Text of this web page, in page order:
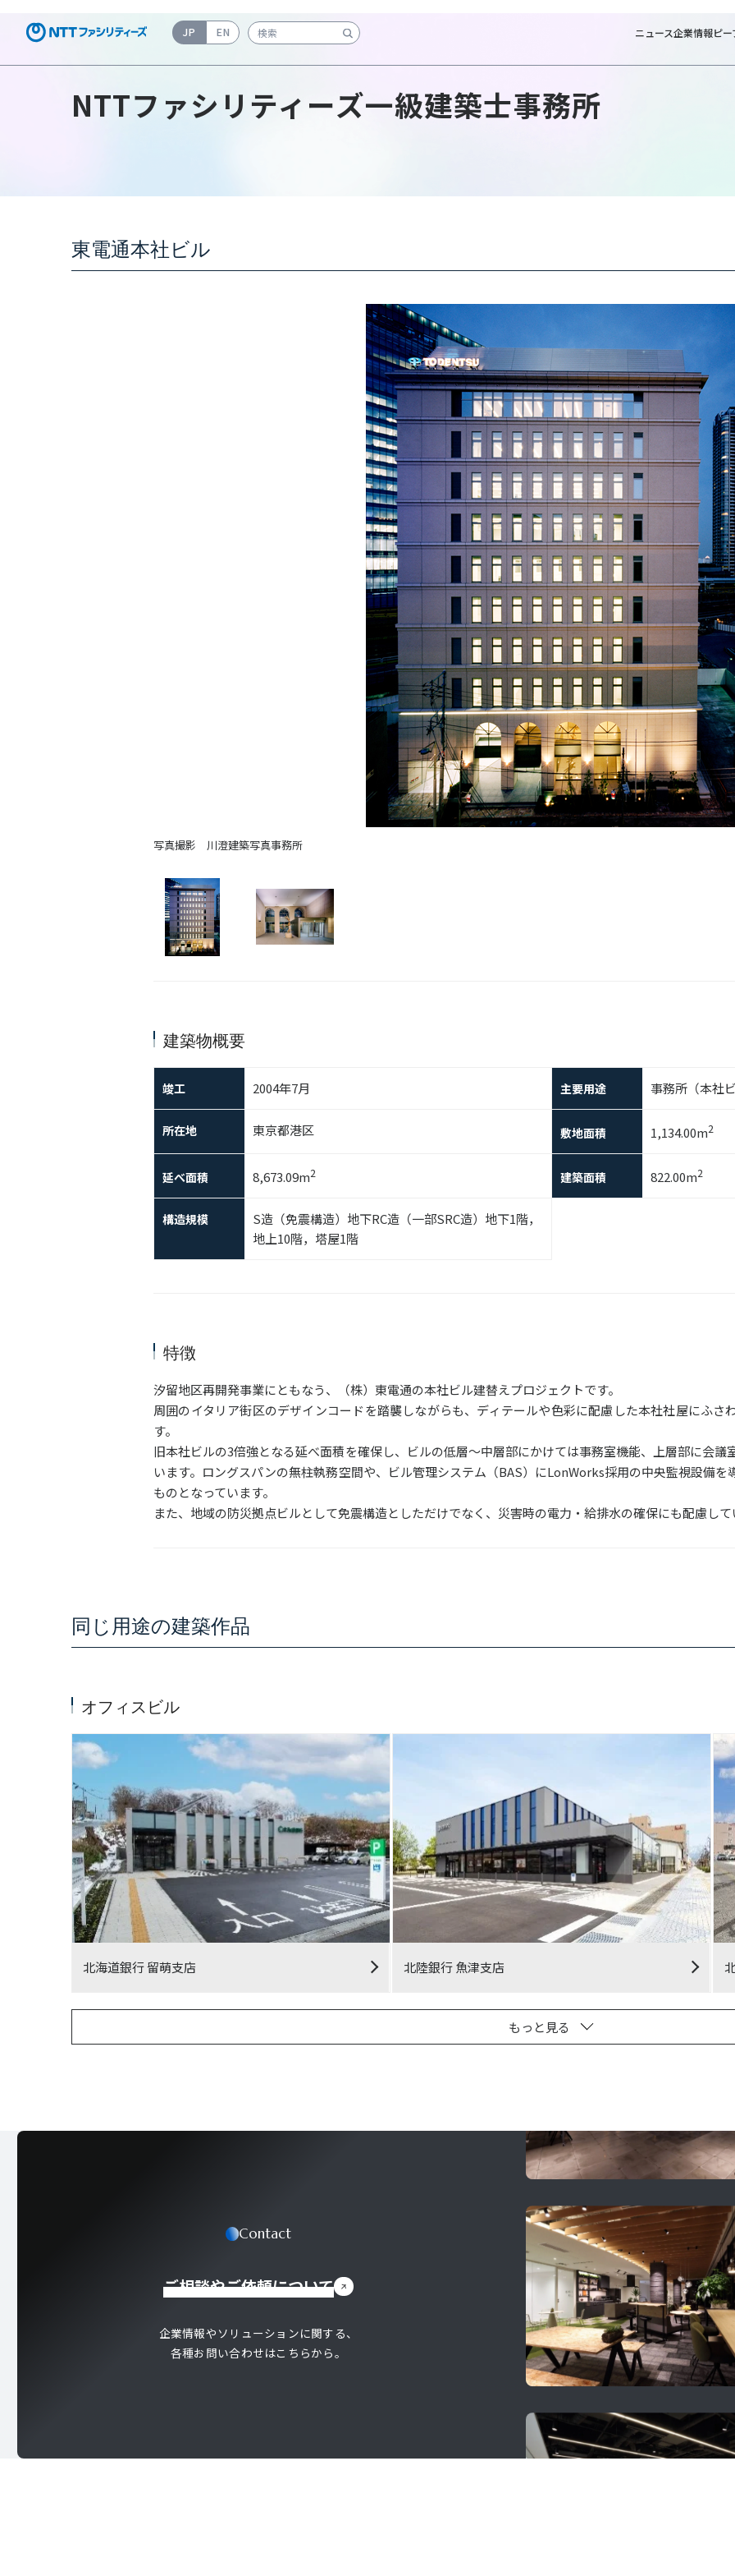
JP EN 検索キーワード入力 ニュース企業情報ピ
NTTファシリティーズ一級建築士事務所
東電通本社ビル
写真撮影 川澄建築写真事務所
建築物概要
竣工 2004年7月 主要用途 事務所（本社
所在地 東京都港区 敷地面積 1,134.00m2
延べ面積 8,673.09m2 建築面積 822.00m2
構造規模
S造（免震構造）地下RC造（一部SRC造）地下1階，
地上10階，塔屋1階
特徴
汐留地区再開発事業にともなう、（株）東電通の本社ビル建替えプロジェクトです。
周囲のイタリア街区のデザインコードを踏襲しながらも、ディテールや色彩に配慮した本社社屋にふさ
す。
旧本社ビルの3倍強となる延べ面積を確保し、ビルの低層～中層部にかけては事務室機能、上層部に会
います。ロングスパンの無柱執務空間や、ビル管理システム（BAS）にLonWorks採用の中央監視設備
ものとなっています。
また、地域の防災拠点ビルとして免震構造としただけでなく、災害時の電力・給排水の確保にも配慮し
同じ用途の建築作品
オフィスビル
北海道銀行 留萌支店 北陸銀行 魚津支店
もっと見る
Contact
ご相談やご依頼について
企業情報やソリューションに関する、
各種お問い合わせはこちらから。